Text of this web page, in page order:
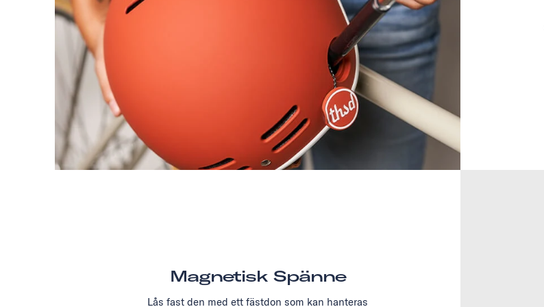
Magnetisk Spänne
Lås fast den med ett fästdon som kan hanteras